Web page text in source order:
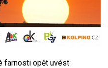
farnosti opět uvést